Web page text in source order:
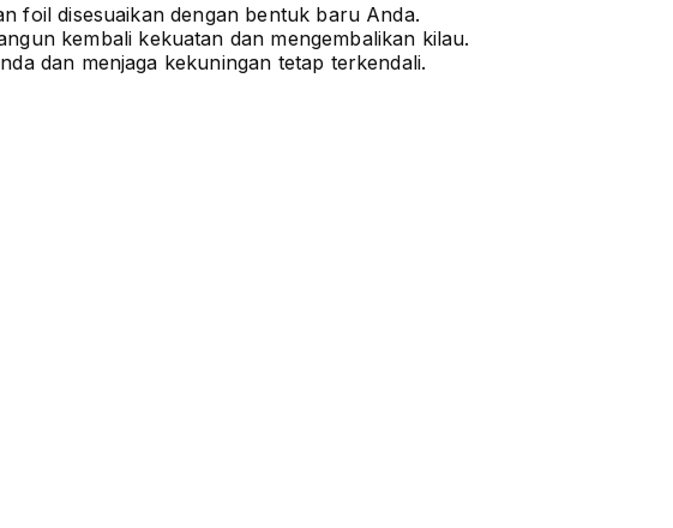
foil disesuaikan dengan bentuk baru Anda.
kembali kekuatan dan mengembalikan kilau.
dan menjaga kekuningan tetap terkendali.